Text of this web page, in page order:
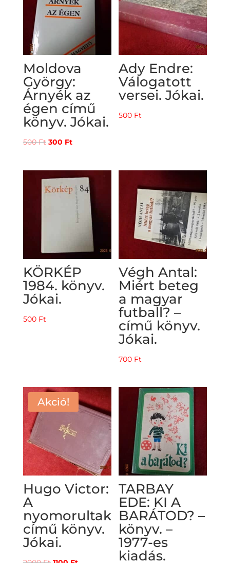
Moldova
György:
Árnyék az
égen című
könyv. Jókai.
500Ft Original
was:
500 Ft.
300 FtCurrent
is:
300 Ft.
Ady Endre:
Válogatott
versei. Jókai.
500 Ft
KÖRKÉP
1984. könyv.
Jókai.
500 Ft
Végh Antal:
Miért beteg
a magyar
futball? –
című könyv.
Jókai.
700 Ft
Akció!
Hugo Victor:
A
nyomorultak
című könyv.
Jókai.
TARBAY
EDE: KI A
BARÁTOD? –
könyv. –
1977-es
kiadás.